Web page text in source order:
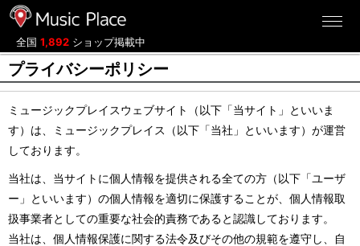
全国 1,892 ショップ掲載中
プライバシーポリシー
ミュージックプレイスウェブサイト（以下「当サイト」といいま
す）は、ミュージックプレイス（以下「当社」といいます）が運営
しております。
当社は、当サイトに個人情報を提供される全ての方（以下「ユーザ
ー」といいます）の個人情報を適切に保護することが、個人情報取
扱事業者としての重要な社会的責務であると認識しております。
当社は、個人情報保護に関する法令及びその他の規範を遵守し、自